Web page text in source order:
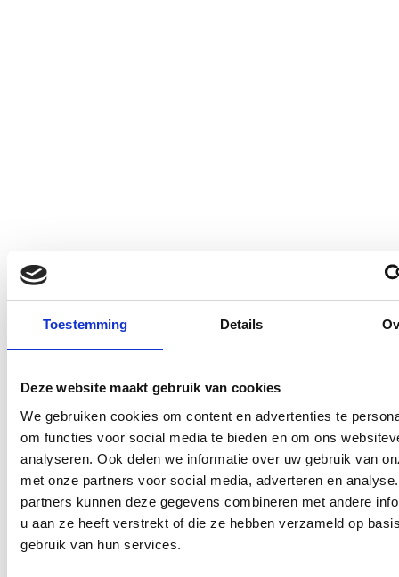
Toestemming Details
Deze website maakt gebruik van cookies
We gebruiken cookies om content en advertenties te
om functies voor social media te bieden en om ons
analyseren. Ook delen we informatie over uw gebruik van
met onze partners voor social media, adverteren en
partners kunnen deze gegevens combineren met andere
u aan ze heeft verstrekt of die ze hebben verzameld op
gebruik van hun services.